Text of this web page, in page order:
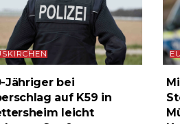
Jähriger bei
auf K59 in
leicht